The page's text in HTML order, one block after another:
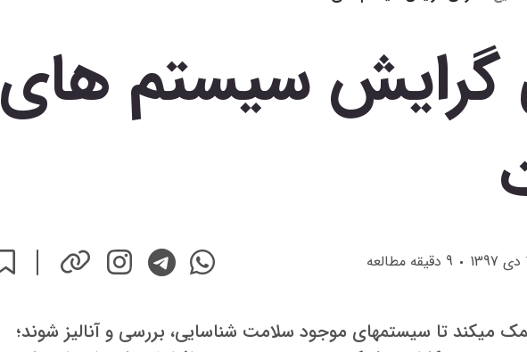
گرایش سیستم های
9 دقیقه مطالعه
میکند تا سیستمهای موجود سلامت شناسایی، بررسی و آنالیز شوند؛